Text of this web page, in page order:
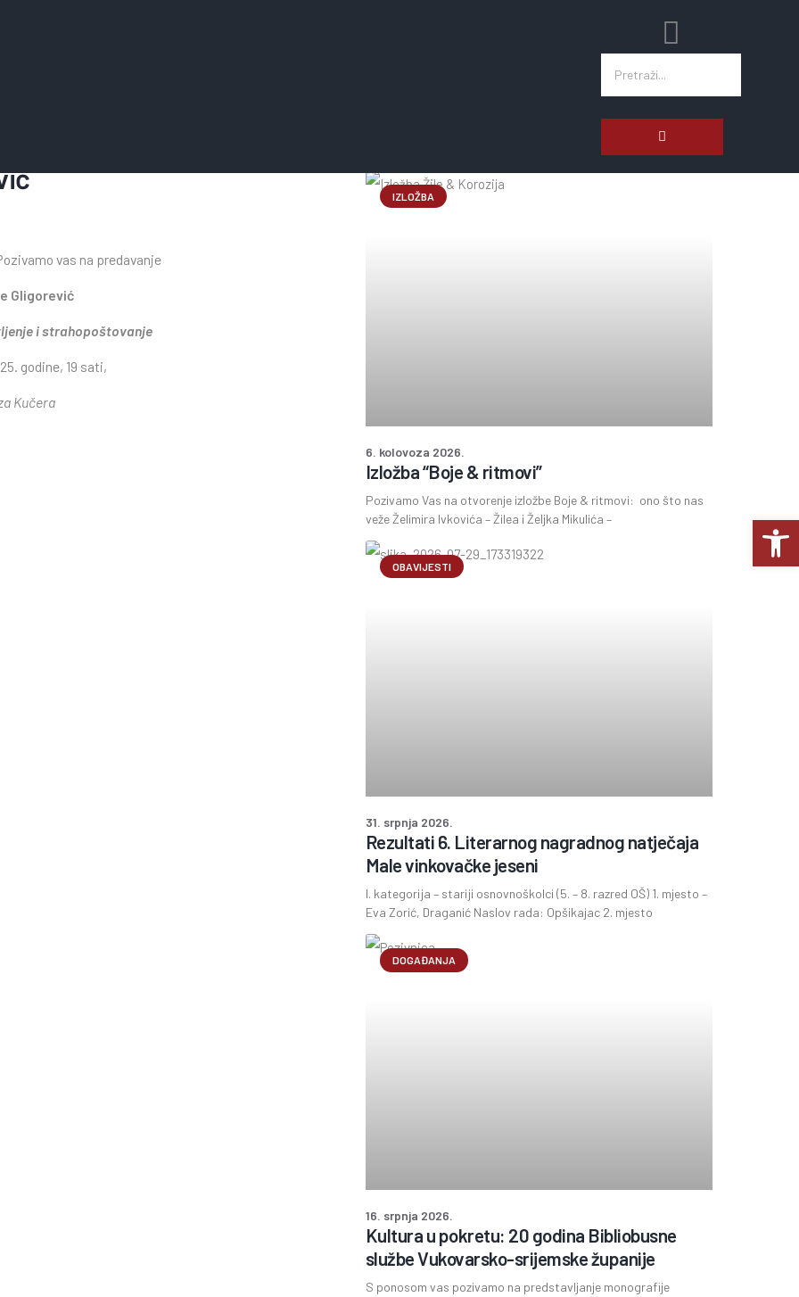
vas na predavanje
Gligorević
i strahopoštovanje
godine, 19 sati,
Kučera
IZLOŽBA
Izložba “Boje & ritmovi”
Pozivamo Vas na otvorenje izložbe Boje & ritmovi: ono što nas
veže Želimira Ivkovića – Žilea i Željka Mikulića –
6. kolovoza 2026.
OBAVIJESTI
Rezultati 6. Literarnog nagradnog natječaja
Male vinkovačke jeseni
I. kategorija – stariji osnovnoškolci (5. – 8. razred OŠ) 1. mjesto –
Eva Zorić, Draganić Naslov rada: Opšikajac 2. mjesto
31. srpnja 2026.
DOGAĐANJA
Kultura u pokretu: 20 godina Bibliobusne
službe Vukovarsko-srijemske županije
S ponosom vas pozivamo na predstavljanje monografije
16. srpnja 2026.